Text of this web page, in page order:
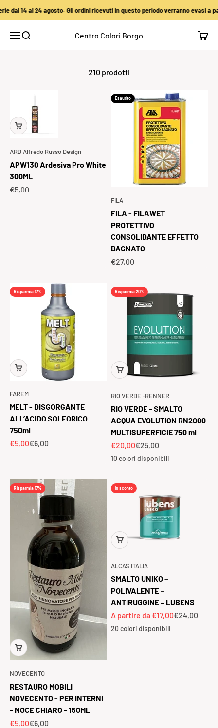
24 agosto. Gli ordini ricevuti in questo periodo verranno evasi a partire dal
Apri il menu di navigazione
Mostra il menu di ricercaCentro Colori Borgo
210 prodotti
ARD Alfredo Russo Design
APW130 Ardesiva Pro White
300ML
Prezzo scontato
€5,00
Esaurito
FILA
FILA - FILAWET
PROTETTIVO
CONSOLIDANTE EFFETTO
BAGNATO
Prezzo scontato
€27,00
Risparmia 17%
FAREM
MELT - DISGORGANTE
ALL’ACIDO SOLFORICO
750ml
Prezzo scontato
€5,00Prezzo
€6,00
Risparmia 20%
RIO VERDE -RENNER
RIO VERDE - SMALTO
ACQUA EVOLUTION RN2000
MULTISUPERFICIE 750 ml
Prezzo scontato
€20,00Prezzo
€25,00
10 colori disponibili
Risparmia 17%
NOVECENTO
RESTAURO MOBILI
NOVECENTO - PER INTERNI
- NOCE CHIARO - 150ML
Prezzo scontato
€5,00Prezzo
€6,00
In sconto
ALCAS ITALIA
SMALTO UNIKO –
POLIVALENTE –
ANTIRUGGINE – LUBENS
Prezzo scontato
A partire da €17,00Prezzo
€24,00
20 colori disponibili